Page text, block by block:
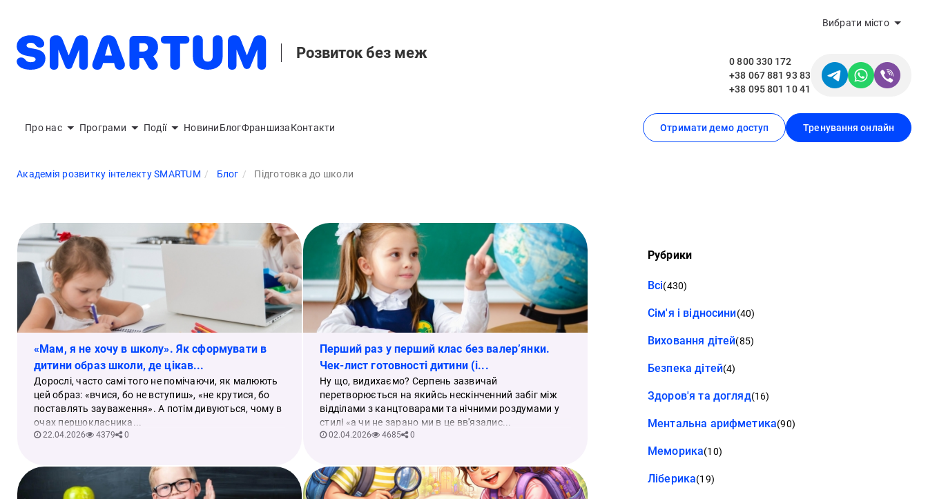
Розвиток без меж
Вибрати місто
0 800 330 172
+38 067 881 93 83
+38 095 801 10 41
Про нас Програми Події НовиниБлогФраншизаКонтакти Отримати демо доступ Тренування онлайн
Академія розвитку інтелекту SMARTUM Блог Підготовка до школи
«Мам, я не хочу в школу». Як сформувати в
дитини образ школи, де цікав...
Дорослі, часто самі того не помічаючи, як малюють
цей образ: «вчися, бо не вступиш», «не крутися, бо
поставлять зауваження». А потім дивуються, чому в
очах першокласника...
22.04.2026 4379 0
Перший раз у перший клас без валер’янки.
Чек-лист готовності дитини (і...
Ну що, видихаємо? Серпень зазвичай
перетворюється на якийсь нескінченний забіг між
відділами з канцтоварами та нічними роздумами у
стилі «а чи не зарано ми в це вв'язалис...
02.04.2026 4685 0
Рубрики
Всі(430)
Сім'я і відносини(40)
Виховання дітей(85)
Безпека дітей(4)
Здоров'я та догляд(16)
Ментальна арифметика(90)
Меморика(10)
Ліберика(19)